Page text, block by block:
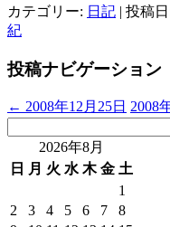
カテゴリー: 日記 | 投稿
紀
投稿ナビゲーション
← 2008年12月25日 2008
2026年8月
日
月 火 水 木 金 土
1
2
3 4 5 6 7
8